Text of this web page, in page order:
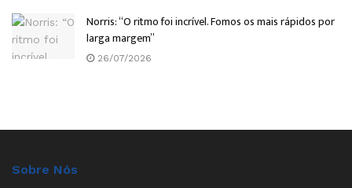
Norris: “O ritmo foi incrível. Fomos os mais rápidos por
larga margem”
26/07/2026
Sobre Nós